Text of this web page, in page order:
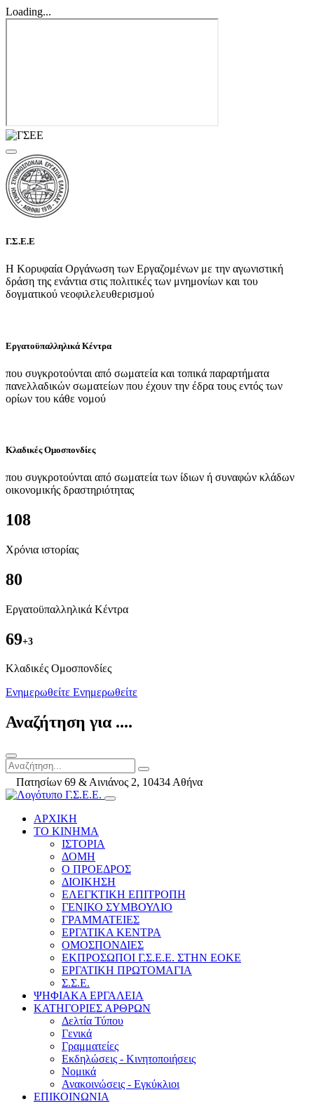
Loading...
Γ.Σ.Ε.Ε
Η Κορυφαία Οργάνωση των Εργαζομένων με την αγωνιστική
δράση της ενάντια στις πολιτικές των μνημονίων και του
δογματικού νεοφιλελευθερισμού
Εργατοϋπαλληλικά Κέντρα
που συγκροτούνται από σωματεία και τοπικά παραρτήματα
πανελλαδικών σωματείων που έχουν την έδρα τους εντός των
ορίων του κάθε νομού
Κλαδικές Ομοσπονδίες
που συγκροτούνται από σωματεία των ίδιων ή συναφών κλάδων
οικονομικής δραστηριότητας
108
Χρόνια ιστορίας
80
Εργατοϋπαλληλικά Κέντρα
69+3
Kλαδικές Ομοσπονδίες
Ενημερωθείτε Ενημερωθείτε
Αναζήτηση για ....
Πατησίων 69 & Αινιάνος 2, 10434 Αθήνα
ΑΡΧΙΚΗ
ΤΟ ΚΙΝΗΜΑ
ΙΣΤΟΡΙΑ
ΔΟΜΗ
Ο ΠΡΟΕΔΡΟΣ
ΔΙΟΙΚΗΣΗ
ΕΛΕΓΚΤΙΚΗ ΕΠΙΤΡΟΠΗ
ΓΕΝΙΚΟ ΣΥΜΒΟΥΛΙΟ
ΓΡΑΜΜΑΤΕΙΕΣ
ΕΡΓΑΤΙΚΑ ΚΕΝΤΡΑ
ΟΜΟΣΠΟΝΔΙΕΣ
ΕΚΠΡΟΣΩΠΟΙ Γ.Σ.Ε.Ε. ΣΤΗΝ ΕΟΚΕ
ΕΡΓΑΤΙΚΗ ΠΡΩΤΟΜΑΓΙΑ
Σ.Σ.Ε.
ΨΗΦΙΑΚΑ ΕΡΓΑΛΕΙΑ
ΚΑΤΗΓΟΡΙΕΣ ΑΡΘΡΩΝ
Δελτία Τύπου
Γενικά
Γραμματείες
Εκδηλώσεις - Κινητοποιήσεις
Νομικά
Ανακοινώσεις - Εγκύκλιοι
ΕΠΙΚΟΙΝΩΝΙΑ